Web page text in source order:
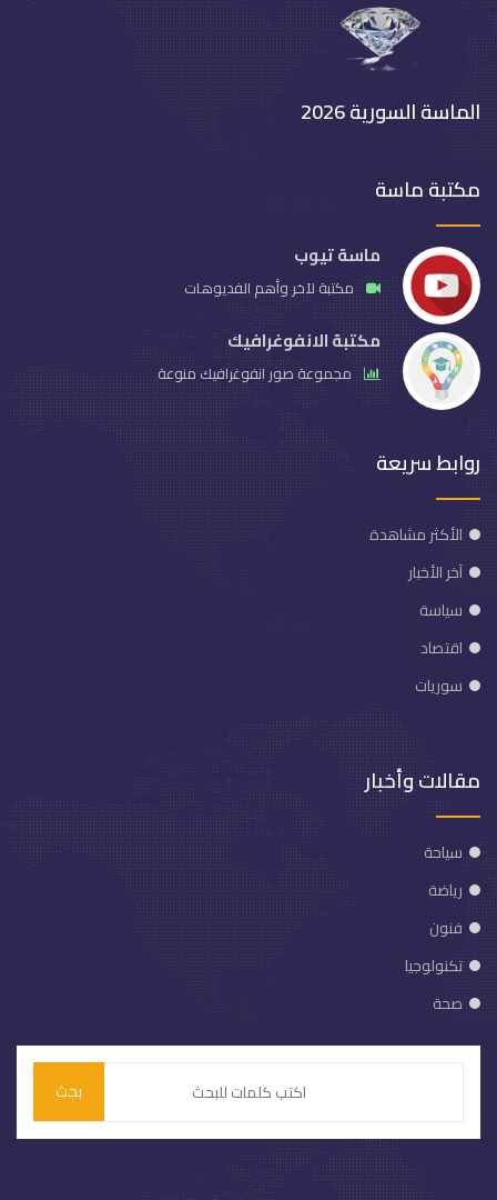
الماسة السورية 2026
مكتبة ماسة
ماسة تيوب
مكتبة لآخر وأهم الفديوهات
مكتبة الانفوغرافيك
مجموعة صور انفوغرافيك منوعة
روابط سريعة
الأكثر مشاهدة
آخر الأخبار
سياسة
اقتصاد
سوريات
مقالات وأخبار
سياحة
رياضة
فنون
تكنولوجيا
صحة
بحث